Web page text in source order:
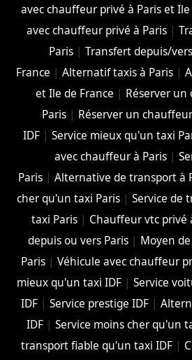
avec chauffeur privé à Paris et Ile
avec chauffeur privé à Paris|
Paris| Transfert depuis/
France |Alternatif taxis à Paris |
et Ile de France | Réserver
Paris | Réserver un
IDF |Service mieux qu'un taxi
avec chauffeur à Paris|
Paris |Alternative de transport à
cher qu'un taxi Paris| Service de
taxi Paris| Chauffeur vtc privé
depuis ou vers Paris| Moyen
Paris |Véhicule avec chauffeur
mieux qu'un taxi IDF| Service
IDF| Service prestige IDF|
IDF |Service moins cher qu'un
transport fiable qu'un taxi IDF |